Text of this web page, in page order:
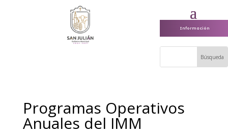
Información
Programas Operativos
Anuales del IMM